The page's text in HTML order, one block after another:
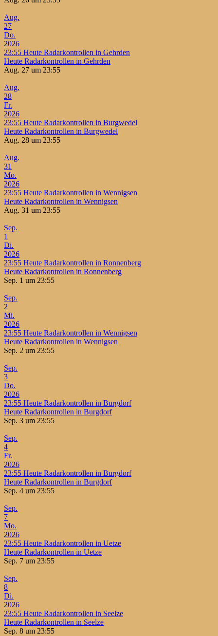
Aug.
27
Do.
2026
23:55 Heute Radarkontrollen in Gehrden
Heute Radarkontrollen in Gehrden
Aug. 27 um 23:55
Aug.
28
Fr.
2026
23:55 Heute Radarkontrollen in Burgwedel
Heute Radarkontrollen in Burgwedel
Aug. 28 um 23:55
Aug.
31
Mo.
2026
23:55 Heute Radarkontrollen in Wennigsen
Heute Radarkontrollen in Wennigsen
Aug. 31 um 23:55
Sep.
1
Di.
2026
23:55 Heute Radarkontrollen in Ronnenberg
Heute Radarkontrollen in Ronnenberg
Sep. 1 um 23:55
Sep.
2
Mi.
2026
23:55 Heute Radarkontrollen in Wennigsen
Heute Radarkontrollen in Wennigsen
Sep. 2 um 23:55
Sep.
3
Do.
2026
23:55 Heute Radarkontrollen in Burgdorf
Heute Radarkontrollen in Burgdorf
Sep. 3 um 23:55
Sep.
4
Fr.
2026
23:55 Heute Radarkontrollen in Burgdorf
Heute Radarkontrollen in Burgdorf
Sep. 4 um 23:55
Sep.
7
Mo.
2026
23:55 Heute Radarkontrollen in Uetze
Heute Radarkontrollen in Uetze
Sep. 7 um 23:55
Sep.
8
Di.
2026
23:55 Heute Radarkontrollen in Seelze
Heute Radarkontrollen in Seelze
Sep. 8 um 23:55